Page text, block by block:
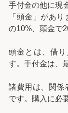
手付金の他に現
「頭金」があ
の10%、頭金で
頭金とは、借
す。手付金は、
諸費用は、関係
です。購入に必